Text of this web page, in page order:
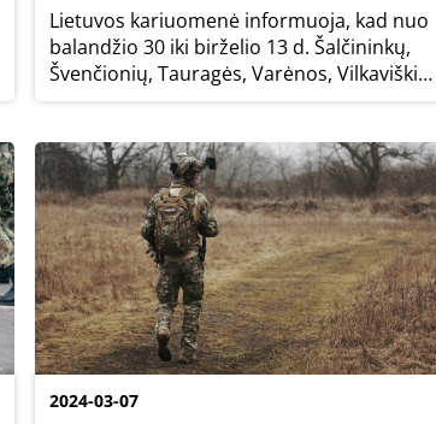
Lietuvos kariuomenė informuoja, kad nuo
balandžio 30 iki birželio 13 d. Šalčininkų,
Švenčionių, Tauragės, Varėnos, Vilkaviškio,
Vilniaus rajonų ir Druskininkų, Pagėgių
kariuomenės Sausumos pajėgų ir NATO...
2024-03-07